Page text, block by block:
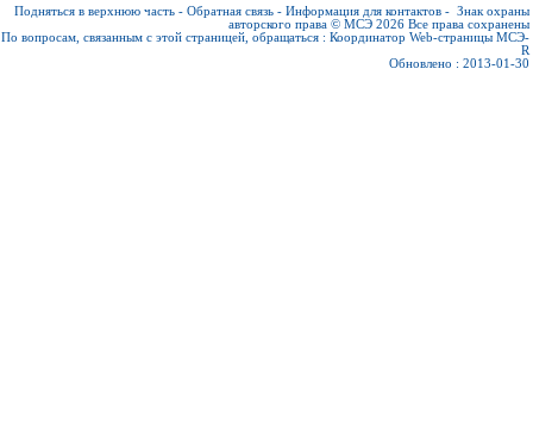
Подняться в верхнюю часть - Обратная связь - Информация для контактов - Знак охраны
авторского права © МСЭ 2026 Все права сохранены
По вопросам, связанным с этой страницей, обращаться : Координатор Web-страницы МСЭ-
R
Обновлено : 2013-01-30